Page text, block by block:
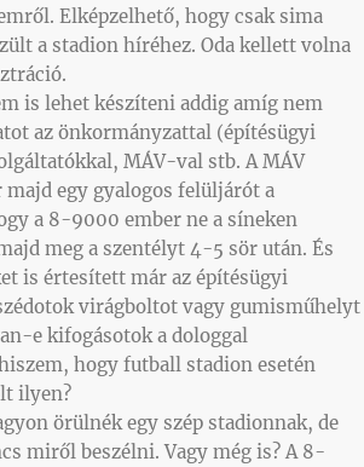
Elképzelhető, hogy csak sima
a stadion híréhez. Oda kellett volna
is lehet készíteni addig amíg nem
az önkormányzattal (építésügyi
MÁV-val stb. A MÁV
egy gyalogos felüljárót a
a 8-9000 ember ne a síneken
meg a szentélyt 4-5 sör után. És
is értesített már az építésügyi
virágboltot vagy gumisműhelyt
e kifogásotok a dologgal
hogy futball stadion esetén
ilyen?
örülnék egy szép stadionnak, de
miről beszélni. Vagy még is? A 8-